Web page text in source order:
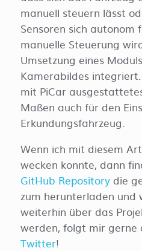
manuell steuern lässt
Sensoren sich
manuelle Steuerung
Umsetzung eines
Kamerabildes
mit PiCar
Maßen auch für den
Erkundungsfahrzeug.
Wenn ich mit diesem
wecken konnte, dann
GitHub Repository die
zum herunterladen und
weiterhin über das
werden, folgt mir gerne
Twitter!